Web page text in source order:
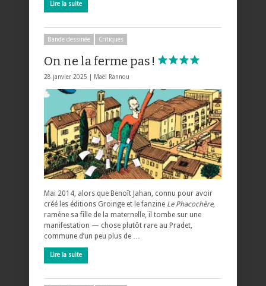
Lire la suite
Bande dessinée Critiques
On ne la ferme pas !
28 janvier 2025 | Maël Rannou
Mai 2014, alors que Benoît Jahan, connu pour avoir
créé les éditions Groinge et le fanzine Le Phacochère,
ramène sa fille de la maternelle, il tombe sur une
manifestation — chose plutôt rare au Pradet,
commune d’un peu plus de …
Lire la suite